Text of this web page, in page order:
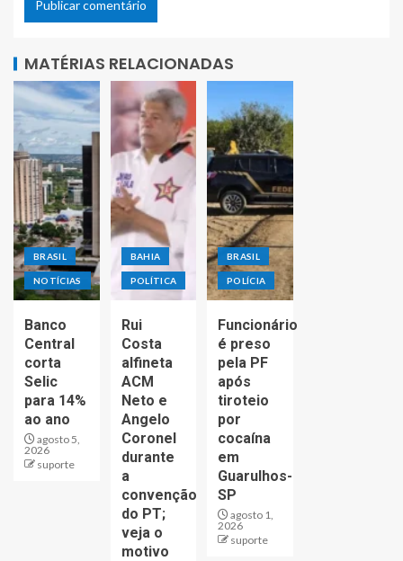
MATÉRIAS RELACIONADAS
BRASIL
NOTÍCIAS
Banco
Central
corta
Selic
para 14%
ao ano
agosto 5,
2026
suporte
BAHIA
POLÍTICA
Rui
Costa
alfineta
ACM
Neto e
Angelo
Coronel
durante
a
convenção
do PT;
veja o
motivo
BRASIL
POLÍCIA
Funcionário
é preso
pela PF
após
tiroteio
por
cocaína
em
Guarulhos-
SP
agosto 1,
2026
suporte